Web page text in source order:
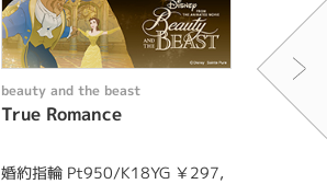
beauty and the beast
True Romance
婚約指輪 Pt950/K18YG ￥297,
beauty
愛《